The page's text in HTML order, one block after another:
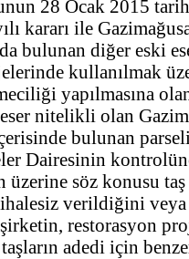
28 Ocak 2015
kararı ile
bulunan diğer eski
kullanılmak
yapılmasına
nitelikli olan
bulunan
Dairesinin
söz konusu taş
verildiğini veya
şirketin, restorasyon
adedi için